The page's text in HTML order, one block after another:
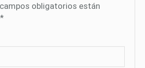
obligatorios están
*